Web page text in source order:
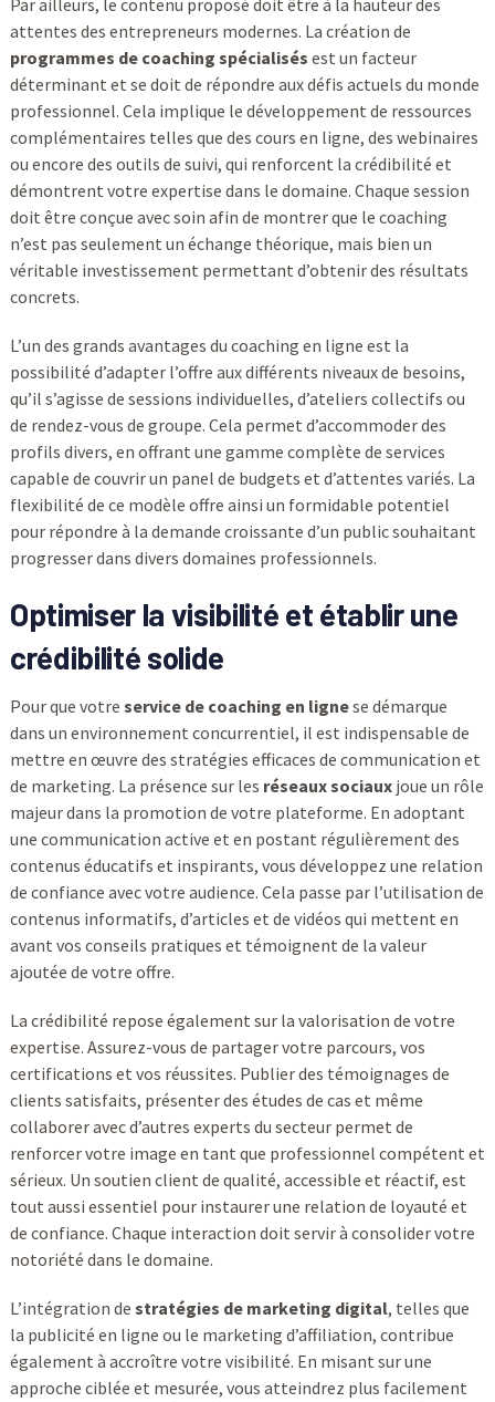
Par ailleurs, le contenu proposé doit être à la hauteur des
attentes des entrepreneurs modernes. La création de
programmes de coaching spécialisés est un facteur
déterminant et se doit de répondre aux défis actuels du monde
professionnel. Cela implique le développement de ressources
complémentaires telles que des cours en ligne, des webinaires
ou encore des outils de suivi, qui renforcent la crédibilité et
démontrent votre expertise dans le domaine. Chaque session
doit être conçue avec soin afin de montrer que le coaching
n’est pas seulement un échange théorique, mais bien un
véritable investissement permettant d’obtenir des résultats
concrets.
L’un des grands avantages du coaching en ligne est la
possibilité d’adapter l’offre aux différents niveaux de besoins,
qu’il s’agisse de sessions individuelles, d’ateliers collectifs ou
de rendez-vous de groupe. Cela permet d’accommoder des
profils divers, en offrant une gamme complète de services
capable de couvrir un panel de budgets et d’attentes variés. La
flexibilité de ce modèle offre ainsi un formidable potentiel
pour répondre à la demande croissante d’un public souhaitant
progresser dans divers domaines professionnels.
Optimiser la visibilité et établir une
crédibilité solide
Pour que votre service de coaching en lignese démarque
dans un environnement concurrentiel, il est indispensable de
mettre en œuvre des stratégies efficaces de communication et
de marketing. La présence sur les réseaux sociauxjoue un rôle
majeur dans la promotion de votre plateforme. En adoptant
une communication active et en postant régulièrement des
contenus éducatifs et inspirants, vous développez une relation
de confiance avec votre audience. Cela passe par l’utilisation de
contenus informatifs, d’articles et de vidéos qui mettent en
avant vos conseils pratiques et témoignent de la valeur
ajoutée de votre offre.
La crédibilité repose également sur la valorisation de votre
expertise. Assurez-vous de partager votre parcours, vos
certifications et vos réussites. Publier des témoignages de
clients satisfaits, présenter des études de cas et même
collaborer avec d’autres experts du secteur permet de
renforcer votre image en tant que professionnel compétent et
sérieux. Un soutien client de qualité, accessible et réactif, est
tout aussi essentiel pour instaurer une relation de loyauté et
de confiance. Chaque interaction doit servir à consolider votre
notoriété dans le domaine.
L’intégration de stratégies de marketing digital, telles que
la publicité en ligne ou le marketing d’affiliation, contribue
également à accroître votre visibilité. En misant sur une
approche ciblée et mesurée, vous atteindrez plus facilement